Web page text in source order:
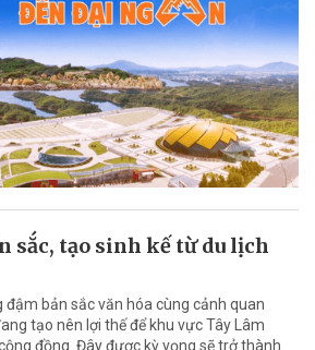
sắc, tạo sinh kế từ du lịch
đậm bản sắc văn hóa cùng cảnh quan
tạo nên lợi thế để khu vực Tây Lâm
đồng. Đây được kỳ vọng sẽ trở thành